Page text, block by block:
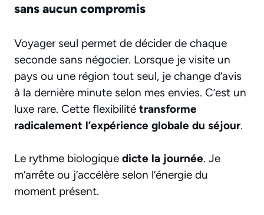
sans aucun compromis
Voyager seul permet de décider de chaque
seconde sans négocier. Lorsque je visite un
pays ou une région tout seul, je change d’avis
à la dernière minute selon mes envies. C’est un
luxe rare. Cette flexibilité transforme
radicalement l’expérience globale du séjour.
Le rythme biologique dicte la journée. Je
m’arrête ou j’accélère selon l’énergie du
moment présent.